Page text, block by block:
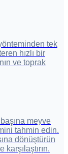
tek
hızlı bir
ve toprak
meyve
tahmin edin.
dönüştürün
karşılaştırın.